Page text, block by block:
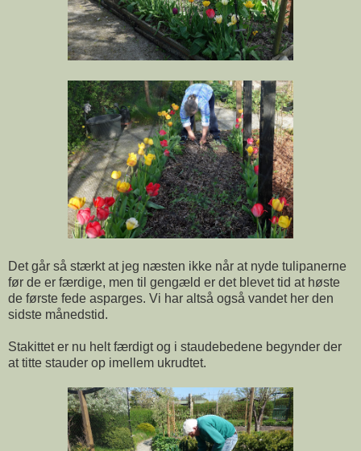
Det går så stærkt at jeg næsten ikke når at nyde tulipanerne
før de er færdige, men til gengæld er det blevet tid at høste
de første fede asparges. Vi har altså også vandet her den
sidste månedstid.
Stakittet er nu helt færdigt og i staudebedene begynder der
at titte stauder op imellem ukrudtet.